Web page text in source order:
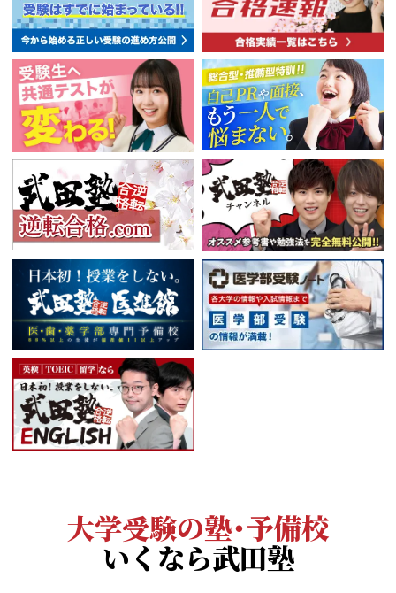
大学受験の塾・予備校
いくなら武田塾